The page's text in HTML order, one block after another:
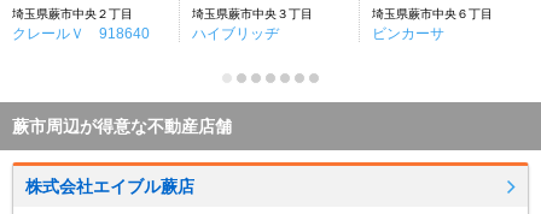
埼玉県蕨市中央２丁目
クレールＶ 918640
埼玉県蕨市中央３丁目
ハイブリッヂ
埼玉県蕨市中央６丁目
ビンカーサ
蕨市周辺が得意な不動産店舗
株式会社エイブル蕨店